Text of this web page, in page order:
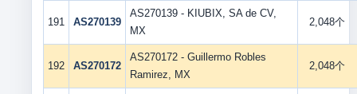
191 AS270139
AS270139 - KIUBIX, SA de CV,
MX
2,048个
192 AS270172
AS270172 - Guillermo Robles
Ramirez, MX
2,048个